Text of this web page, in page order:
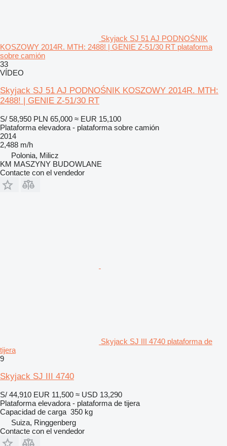
Skyjack SJ 51 AJ PODNOŚNIK
KOSZOWY 2014R. MTH: 2488! | GENIE Z-51/30 RT plataforma
sobre camión
33
VÍDEO
Skyjack SJ 51 AJ PODNOŚNIK KOSZOWY 2014R. MTH:
2488! | GENIE Z-51/30 RT
S/ 58,950 PLN 65,000 ≈ EUR 15,100
Plataforma elevadora - plataforma sobre camión
2014
2,488 m/h
Polonia, Milicz
KM MASZYNY BUDOWLANE
Contacte con el vendedor
Skyjack SJ III 4740 plataforma de
tijera
9
Skyjack SJ III 4740
S/ 44,910 EUR 11,500 ≈ USD 13,290
Plataforma elevadora - plataforma de tijera
Capacidad de carga 350 kg
Suiza, Ringgenberg
Contacte con el vendedor